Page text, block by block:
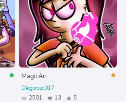
MagicArt
Diegoroso017
2501
13 5